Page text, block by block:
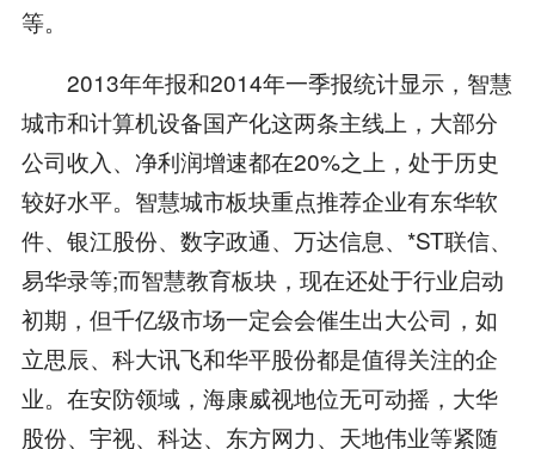
等。
2013年年报和2014年一季报统计显示，智慧
城市和计算机设备国产化这两条主线上，大部分
公司收入、净利润增速都在20%之上，处于历史
较好水平。智慧城市板块重点推荐企业有东华软
件、银江股份、数字政通、万达信息、*ST联信、
易华录等;而智慧教育板块，现在还处于行业启动
初期，但千亿级市场一定会会催生出大公司，如
立思辰、科大讯飞和华平股份都是值得关注的企
业。在安防领域，海康威视地位无可动摇，大华
股份、宇视、科达、东方网力、天地伟业等紧随